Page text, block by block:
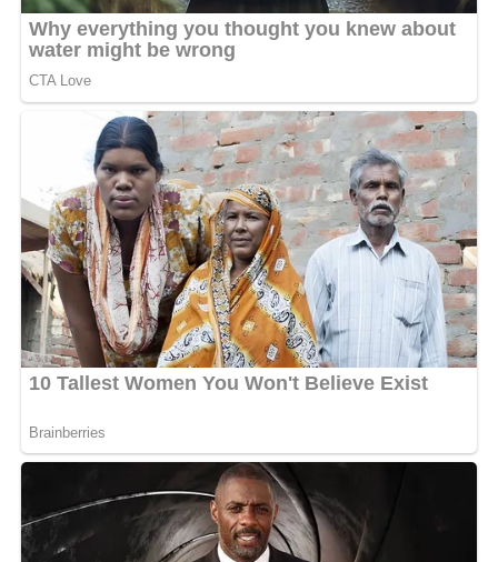
la chanteuse. Reste à savoir si cette plaisanterie
inspirera un futur rebondissement dans la série « Les
Nounous » ou si elle restera simplement comme une
parenthèse amusante du séjour gabonais du producteur
MOTS-CLÉS : UNE